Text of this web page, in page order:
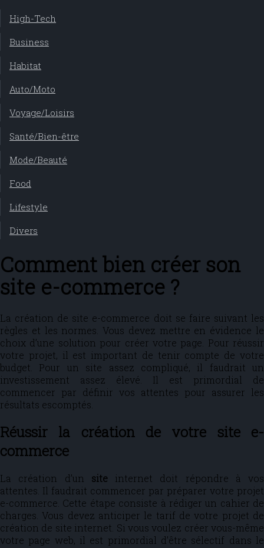
High-Tech
Business
Habitat
Auto/Moto
Voyage/Loisirs
Santé/Bien-être
Mode/Beauté
Food
Lifestyle
Divers
Comment bien créer son
site e-commerce ?
La création de site e-commerce doit se faire suivant les
règles et les normes. Vous devez mettre en évidence le
choix d’une solution pour créer votre page. Pour réussir
votre projet, il est important de tenir compte de votre
budget. Pour un site assez compliqué, il faudrait un
investissement assez élevé. Il est primordial de
commencer par définir vos attentes pour assurer les
résultats escomptés.
Réussir la création de votre site e-
commerce
La création d’un siteinternet doit répondre à vos
attentes. Il faudrait commencer par préparer votre projet
e-commerce. Cette étape consiste à rédiger un cahier de
charges. Vous devez anticiper le tarif de votre projet de
création de site internet. Si vous voulez créer vous-même
votre page web, il est primordial d’être sélectif dans le